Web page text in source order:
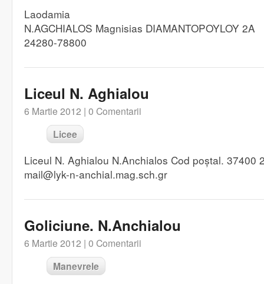
Laodamia
N.AGCHIALOS Magnisias DIAMANTOPOYLOY 2A
24280-78800
Liceul N. Aghialou
6 Martie 2012 | 0 Comentarii
Licee
Liceul N. Aghialou N.Anchialos Cod poștal. 37400
mail@lyk-n-anchial.mag.sch.gr
Goliciune. N.Anchialou
6 Martie 2012 | 0 Comentarii
Manevrele